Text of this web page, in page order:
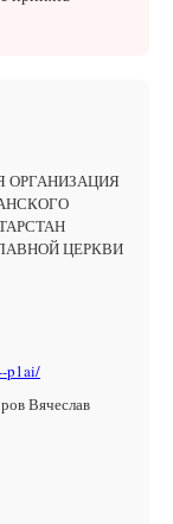
ОРГАНИЗАЦИЯ
ЦЕРКВИ
p1ai/
Вячеслав